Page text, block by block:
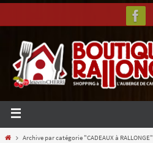
Archive par catégorie "CADEAUX à RALLONGE"